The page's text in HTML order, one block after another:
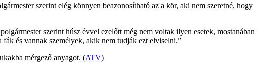
szerint elég könnyen beazonosítható az a kör, aki nem szeretné, hogy
szerint húsz évvel ezelőtt még nem voltak ilyen esetek, mostanában
és vannak személyek, akik nem tudják ezt elviselni.”
mérgező anyagot. (ATV)